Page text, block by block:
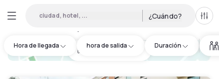
ciudad, hotel, ... ¿Cuándo?
Hora de llegada hora de salida Duración
hotel.cta.view_map